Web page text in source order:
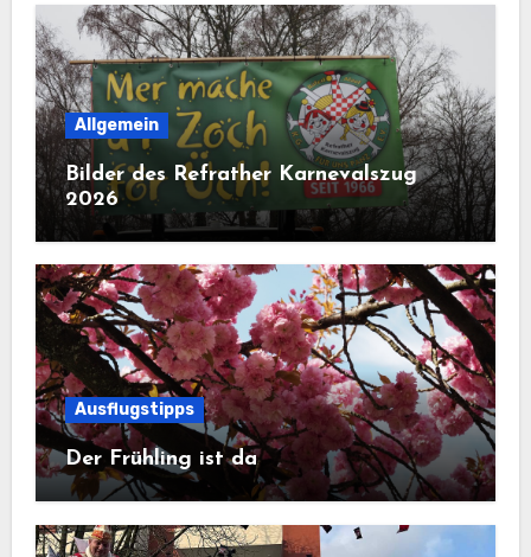
Allgemein
Bilder des Refrather Karnevalszug
2026
Ausflugstipps
Der Frühling ist da